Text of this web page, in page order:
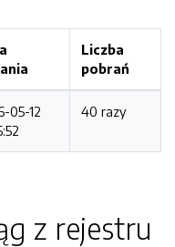
Liczba
pobrań
05-12
40 razy
z rejestru